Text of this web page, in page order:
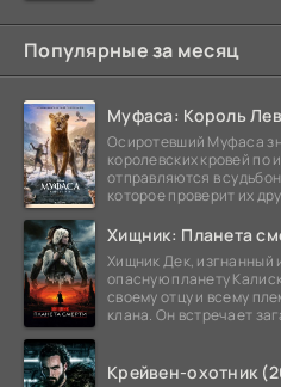
Популярные за месяц
Муфаса: Король
Осиротевший Муфаса
королевских кровей по
отправляются в
которое проверит их
Хищник: Планета
Хищник Дек, изгнанный
опасную планету
своему отцу и всему
клана. Он встречает
Крейвен-охотник